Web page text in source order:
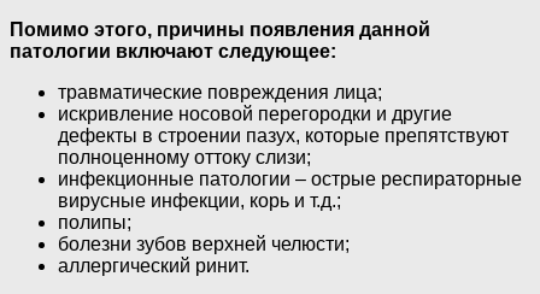
Помимо этого, причины появления данной
патологии включают следующее:
травматические повреждения лица;
искривление носовой перегородки и другие
дефекты в строении пазух, которые препятствуют
полноценному оттоку слизи;
инфекционные патологии – острые респираторные
вирусные инфекции, корь и т.д.;
полипы;
болезни зубов верхней челюсти;
аллергический ринит.